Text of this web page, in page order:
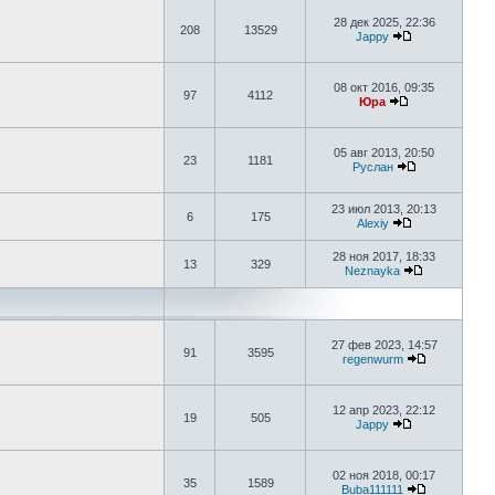
208 13529
28 дек 2025, 22:36
Jappy
97 4112
08 окт 2016, 09:35
Юра
23 1181
05 авг 2013, 20:50
Руслан
6 175
23 июл 2013, 20:13
Alexiy
13 329
28 ноя 2017, 18:33
Neznayka
91 3595
27 фев 2023, 14:57
regenwurm
19 505
12 апр 2023, 22:12
Jappy
35 1589
02 ноя 2018, 00:17
Buba111111